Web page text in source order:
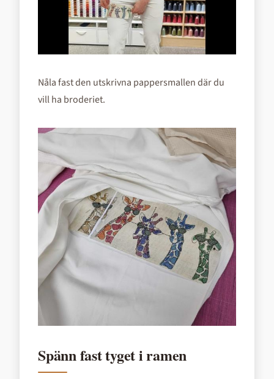
Nåla fast den utskrivna pappersmallen där du
vill ha broderiet.
Spänn fast tyget i ramen